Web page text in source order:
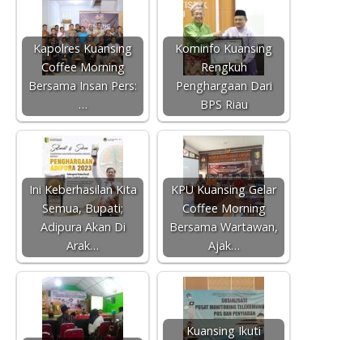
Kapolres Kuansing
Coffee Morning
Bersama Insan Pers:
…
Kominfo Kuansing
Rengkuh
Penghargaan Dari
BPS Riau
Ini Keberhasilan Kita
Semua, Bupati;
Adipura Akan Di
Arak…
KPU Kuansing Gelar
Coffee Morning
Bersama Wartawan,
Ajak…
Kuansing Ikuti